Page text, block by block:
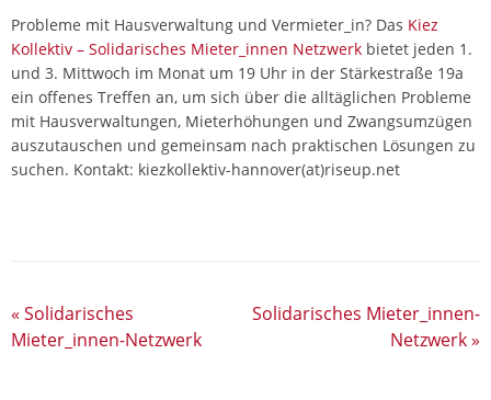
Probleme mit Hausverwaltung und Vermieter_in? Das Kiez
Kollektiv – Solidarisches Mieter_innen Netzwerk bietet jeden 1.
und 3. Mittwoch im Monat um 19 Uhr in der Stärkestraße 19a
ein offenes Treffen an, um sich über die alltäglichen Probleme
mit Hausverwaltungen, Mieterhöhungen und Zwangsumzügen
auszutauschen und gemeinsam nach praktischen Lösungen zu
suchen. Kontakt: kiezkollektiv-hannover(at)riseup.net
« Solidarisches
Mieter_innen-Netzwerk
Solidarisches Mieter_innen-
Netzwerk»